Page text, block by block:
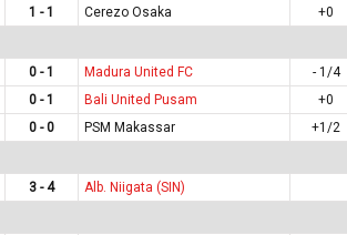
1 - 1 Cerezo Osaka +0
0 - 1 Madura United FC - 1/4
0 - 1 Bali United Pusam +0
0 - 0 PSM Makassar +1/2
3 - 4 Alb. Niigata (SIN)